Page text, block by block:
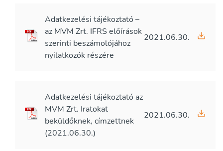
Adatkezelési tájékoztató –
az MVM Zrt. IFRS előírások
szerinti beszámolójához
nyilatkozók részére
2021.06.30.
Adatkezelési tájékoztató az
MVM Zrt. Iratokat
beküldőknek, címzettnek
(2021.06.30.)
2021.06.30.